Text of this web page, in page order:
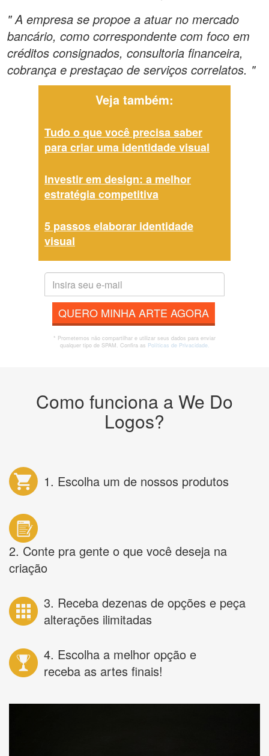
" A empresa se propoe a atuar no mercado
bancário, como correspondente com foco em
créditos consignados, consultoria financeira,
cobrança e prestaçao de serviços correlatos. "
Veja também:
Tudo o que você precisa saber
para criar uma identidade visual
Investir em design: a melhor
estratégia competitiva
5 passos elaborar identidade
visual
QUERO MINHA ARTE AGORA
* Prometemos não compartilhar e utilizar seus dados para enviar
qualquer tipo de SPAM. Confira as Políticas de Privacidade.
Como funciona a We Do
Logos?
1. Escolha um de nossos produtos
2. Conte pra gente o que você deseja na
criação
3. Receba dezenas de opções e peça
alterações ilimitadas
4. Escolha a melhor opção e
receba as artes finais!